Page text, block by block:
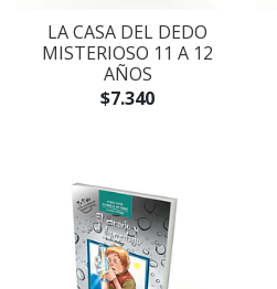
LA CASA DEL DEDO
MISTERIOSO 11 A 12
AÑOS
$7.340